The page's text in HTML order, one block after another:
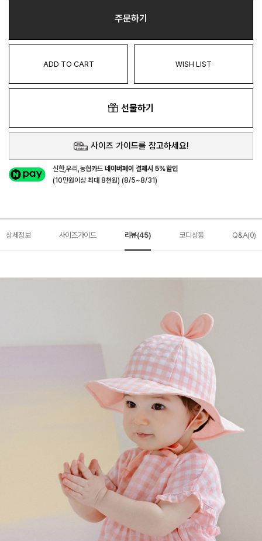
주문하기
ADD TO CART WISH LIST
선물하기
사이즈 가이드를 참고하세요!
신한,우리,농협카드네이버페이 결제시 5%할인
(10만원이상 최대 8천원) (8/5~8/31)
상세정보 사이즈가이드 리뷰(45) 코디상품 Q&A(0)